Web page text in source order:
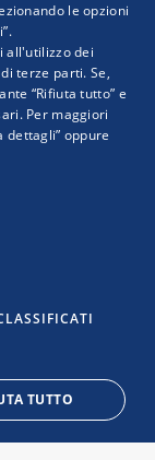
97583770587
SITO
le opzioni
all'utilizzo dei
terze parti. Se,
“Rifiuta tutto” e
Per maggiori
dettagli” oppure
TUTTO